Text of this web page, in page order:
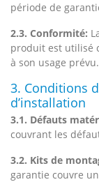
période de
2.3. Conformité:
produit est utilisé
à son usage prévu.
3. Conditions
d’installation
3.1. Défauts
couvrant les
3.2. Kits de
garantie couvre